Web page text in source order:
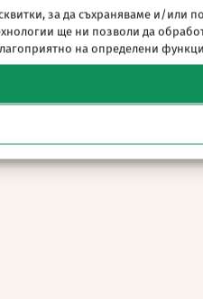
за да съхраняваме и/
ще ни позволи да
на определени